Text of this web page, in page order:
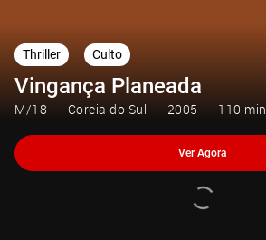
Thriller Culto
Vingança Planeada
M/18 Coreia do Sul 2005 110 min
Ver Agora